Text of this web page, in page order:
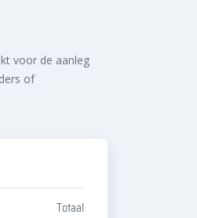
voor de aanleg
of
Totaal